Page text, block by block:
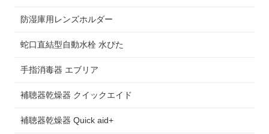
防湿庫用レンズホルダー
蛇口直結型自動水栓 水ぴた
手指消毒器 エブリア
補聴器乾燥器 クイックエイド
補聴器乾燥器 Quick aid+